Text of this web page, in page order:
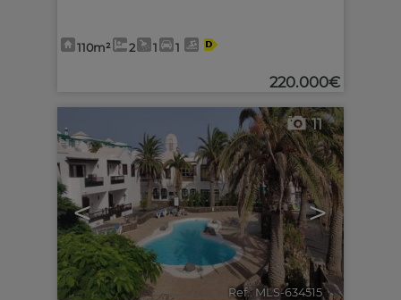
110m² 2 1 1
220.000€
< >
11
Ref.. MLS-634515 🔗